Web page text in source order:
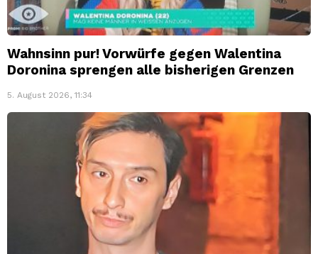
Wahnsinn pur! Vorwürfe gegen Walentina
Doronina sprengen alle bisherigen Grenzen
5. August 2026, 11:34